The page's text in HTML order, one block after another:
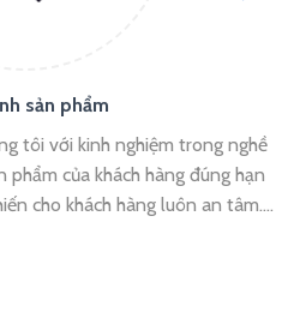
sản phẩm
tôi với kinh nghiệm trong nghề
của khách hàng đúng hạn
cho khách hàng luôn an tâm….